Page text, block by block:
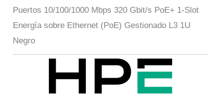
Puertos 10/100/1000 Mbps 320 Gbit/s PoE+ 1-Slot
Energía sobre Ethernet (PoE) Gestionado L3 1U
Negro